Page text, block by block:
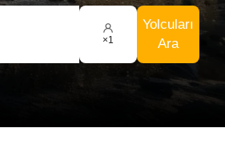
×1
Yolcuları
Ara